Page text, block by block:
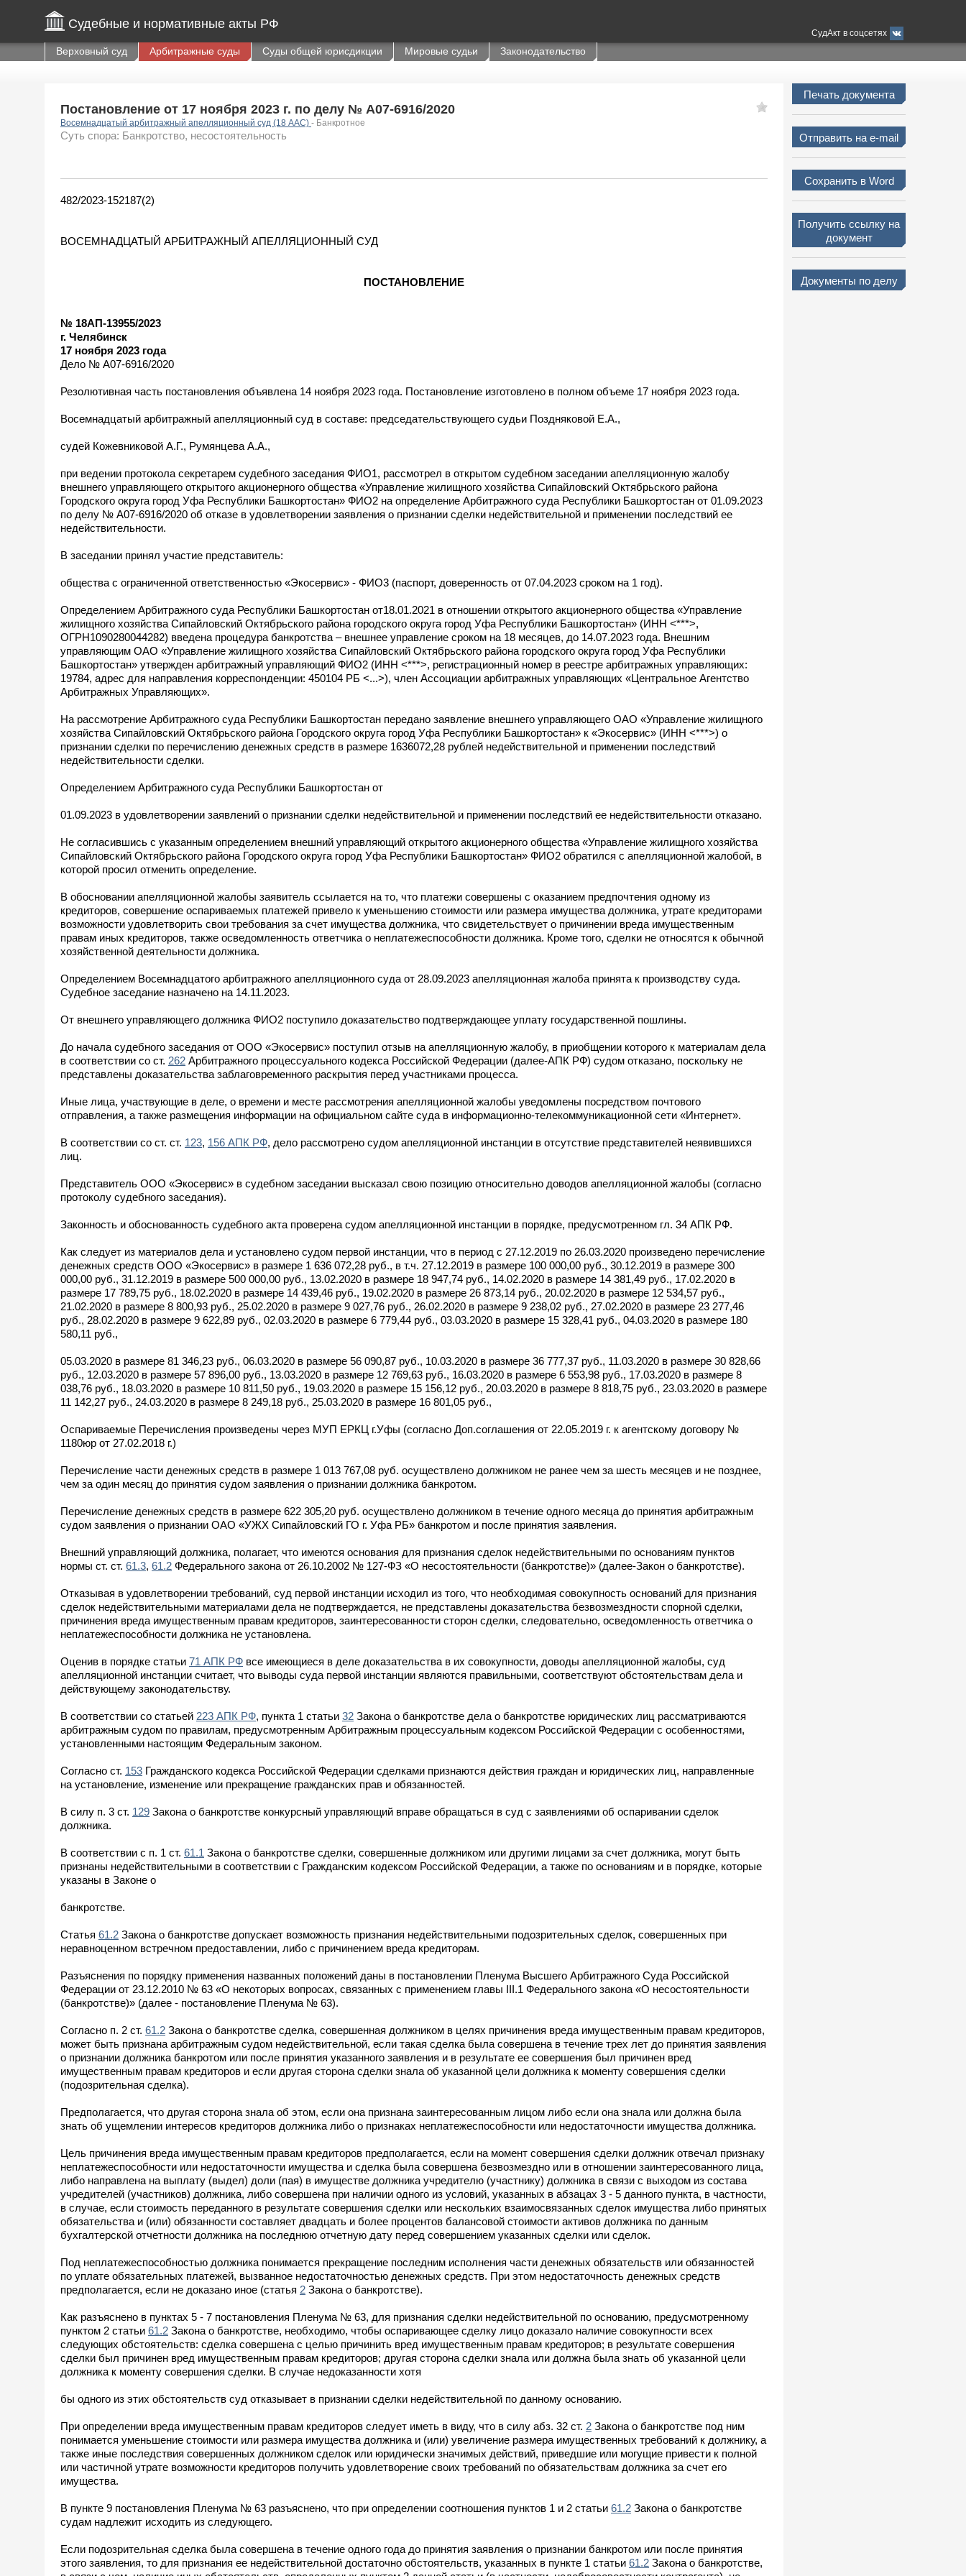
Судебные и нормативные акты РФ
СудАкт в соцсетях
Верховный суд Арбитражные суды Суды общей юрисдикции Мировые судьи Законодательство
Постановление от 17 ноября 2023 г. по делу № А07-6916/2020
Восемнадцатый арбитражный апелляционный суд (18 ААС) - Банкротное
Суть спора: Банкротство, несостоятельность
482/2023-152187(2)
ВОСЕМНАДЦАТЫЙ АРБИТРАЖНЫЙ АПЕЛЛЯЦИОННЫЙ СУД
ПОСТАНОВЛЕНИЕ
№ 18АП-13955/2023
г. Челябинск
17 ноября 2023 года
Дело № А07-6916/2020
Резолютивная часть постановления объявлена 14 ноября 2023 года. Постановление изготовлено в полном объеме 17 ноября 2023 года.
Восемнадцатый арбитражный апелляционный суд в составе: председательствующего судьи Поздняковой Е.А.,
судей Кожевниковой А.Г., Румянцева А.А.,
при ведении протокола секретарем судебного заседания ФИО1, рассмотрел в открытом судебном заседании апелляционную жалобу
внешнего управляющего открытого акционерного общества «Управление жилищного хозяйства Сипайловский Октябрьского района
Городского округа город Уфа Республики Башкортостан» ФИО2 на определение Арбитражного суда Республики Башкортостан от 01.09.2023
по делу № А07-6916/2020 об отказе в удовлетворении заявления о признании сделки недействительной и применении последствий ее
недействительности.
В заседании принял участие представитель:
общества с ограниченной ответственностью «Экосервис» - ФИО3 (паспорт, доверенность от 07.04.2023 сроком на 1 год).
Определением Арбитражного суда Республики Башкортостан от18.01.2021 в отношении открытого акционерного общества «Управление
жилищного хозяйства Сипайловский Октябрьского района городского округа город Уфа Республики Башкортостан» (ИНН <***>,
ОГРН1090280044282) введена процедура банкротства – внешнее управление сроком на 18 месяцев, до 14.07.2023 года. Внешним
управляющим ОАО «Управление жилищного хозяйства Сипайловский Октябрьского района городского округа город Уфа Республики
Башкортостан» утвержден арбитражный управляющий ФИО2 (ИНН <***>, регистрационный номер в реестре арбитражных управляющих:
19784, адрес для направления корреспонденции: 450104 РБ <...>), член Ассоциации арбитражных управляющих «Центральное Агентство
Арбитражных Управляющих».
На рассмотрение Арбитражного суда Республики Башкортостан передано заявление внешнего управляющего ОАО «Управление жилищного
хозяйства Сипайловский Октябрьского района Городского округа город Уфа Республики Башкортостан» к «Экосервис» (ИНН <***>) о
признании сделки по перечислению денежных средств в размере 1636072,28 рублей недействительной и применении последствий
недействительности сделки.
Определением Арбитражного суда Республики Башкортостан от
01.09.2023 в удовлетворении заявлений о признании сделки недействительной и применении последствий ее недействительности отказано.
Не согласившись с указанным определением внешний управляющий открытого акционерного общества «Управление жилищного хозяйства
Сипайловский Октябрьского района Городского округа город Уфа Республики Башкортостан» ФИО2 обратился с апелляционной жалобой, в
которой просил отменить определение.
В обосновании апелляционной жалобы заявитель ссылается на то, что платежи совершены с оказанием предпочтения одному из
кредиторов, совершение оспариваемых платежей привело к уменьшению стоимости или размера имущества должника, утрате кредиторами
возможности удовлетворить свои требования за счет имущества должника, что свидетельствует о причинении вреда имущественным
правам иных кредиторов, также осведомленность ответчика о неплатежеспособности должника. Кроме того, сделки не относятся к обычной
хозяйственной деятельности должника.
Определением Восемнадцатого арбитражного апелляционного суда от 28.09.2023 апелляционная жалоба принята к производству суда.
Судебное заседание назначено на 14.11.2023.
От внешнего управляющего должника ФИО2 поступило доказательство подтверждающее уплату государственной пошлины.
До начала судебного заседания от ООО «Экосервис» поступил отзыв на апелляционную жалобу, в приобщении которого к материалам дела
в соответствии со ст. 262 Арбитражного процессуального кодекса Российской Федерации (далее-АПК РФ) судом отказано, поскольку не
представлены доказательства заблаговременного раскрытия перед участниками процесса.
Иные лица, участвующие в деле, о времени и месте рассмотрения апелляционной жалобы уведомлены посредством почтового
отправления, а также размещения информации на официальном сайте суда в информационно-телекоммуникационной сети «Интернет».
В соответствии со ст. ст. 123, 156 АПК РФ, дело рассмотрено судом апелляционной инстанции в отсутствие представителей неявившихся
лиц.
Представитель ООО «Экосервис» в судебном заседании высказал свою позицию относительно доводов апелляционной жалобы (согласно
протоколу судебного заседания).
Законность и обоснованность судебного акта проверена судом апелляционной инстанции в порядке, предусмотренном гл. 34 АПК РФ.
Как следует из материалов дела и установлено судом первой инстанции, что в период с 27.12.2019 по 26.03.2020 произведено перечисление
денежных средств ООО «Экосервис» в размере 1 636 072,28 руб., в т.ч. 27.12.2019 в размере 100 000,00 руб., 30.12.2019 в размере 300
000,00 руб., 31.12.2019 в размере 500 000,00 руб., 13.02.2020 в размере 18 947,74 руб., 14.02.2020 в размере 14 381,49 руб., 17.02.2020 в
размере 17 789,75 руб., 18.02.2020 в размере 14 439,46 руб., 19.02.2020 в размере 26 873,14 руб., 20.02.2020 в размере 12 534,57 руб.,
21.02.2020 в размере 8 800,93 руб., 25.02.2020 в размере 9 027,76 руб., 26.02.2020 в размере 9 238,02 руб., 27.02.2020 в размере 23 277,46
руб., 28.02.2020 в размере 9 622,89 руб., 02.03.2020 в размере 6 779,44 руб., 03.03.2020 в размере 15 328,41 руб., 04.03.2020 в размере 180
580,11 руб.,
05.03.2020 в размере 81 346,23 руб., 06.03.2020 в размере 56 090,87 руб., 10.03.2020 в размере 36 777,37 руб., 11.03.2020 в размере 30 828,66
руб., 12.03.2020 в размере 57 896,00 руб., 13.03.2020 в размере 12 769,63 руб., 16.03.2020 в размере 6 553,98 руб., 17.03.2020 в размере 8
038,76 руб., 18.03.2020 в размере 10 811,50 руб., 19.03.2020 в размере 15 156,12 руб., 20.03.2020 в размере 8 818,75 руб., 23.03.2020 в размере
11 142,27 руб., 24.03.2020 в размере 8 249,18 руб., 25.03.2020 в размере 16 801,05 руб.,
Оспариваемые Перечисления произведены через МУП ЕРКЦ г.Уфы (согласно Доп.соглашения от 22.05.2019 г. к агентскому договору №
1180юр от 27.02.2018 г.)
Перечисление части денежных средств в размере 1 013 767,08 руб. осуществлено должником не ранее чем за шесть месяцев и не позднее,
чем за один месяц до принятия судом заявления о признании должника банкротом.
Перечисление денежных средств в размере 622 305,20 руб. осуществлено должником в течение одного месяца до принятия арбитражным
судом заявления о признании ОАО «УЖХ Сипайловский ГО г. Уфа РБ» банкротом и после принятия заявления.
Внешний управляющий должника, полагает, что имеются основания для признания сделок недействительными по основаниям пунктов
нормы ст. ст. 61.3, 61.2 Федерального закона от 26.10.2002 № 127-ФЗ «О несостоятельности (банкротстве)» (далее-Закон о банкротстве).
Отказывая в удовлетворении требований, суд первой инстанции исходил из того, что необходимая совокупность оснований для признания
сделок недействительными материалами дела не подтверждается, не представлены доказательства безвозмездности спорной сделки,
причинения вреда имущественным правам кредиторов, заинтересованности сторон сделки, следовательно, осведомленность ответчика о
неплатежеспособности должника не установлена.
Оценив в порядке статьи 71 АПК РФ все имеющиеся в деле доказательства в их совокупности, доводы апелляционной жалобы, суд
апелляционной инстанции считает, что выводы суда первой инстанции являются правильными, соответствуют обстоятельствам дела и
действующему законодательству.
В соответствии со статьей 223 АПК РФ, пункта 1 статьи 32 Закона о банкротстве дела о банкротстве юридических лиц рассматриваются
арбитражным судом по правилам, предусмотренным Арбитражным процессуальным кодексом Российской Федерации с особенностями,
установленными настоящим Федеральным законом.
Согласно ст. 153 Гражданского кодекса Российской Федерации сделками признаются действия граждан и юридических лиц, направленные
на установление, изменение или прекращение гражданских прав и обязанностей.
В силу п. 3 ст. 129 Закона о банкротстве конкурсный управляющий вправе обращаться в суд с заявлениями об оспаривании сделок
должника.
В соответствии с п. 1 ст. 61.1 Закона о банкротстве сделки, совершенные должником или другими лицами за счет должника, могут быть
признаны недействительными в соответствии с Гражданским кодексом Российской Федерации, а также по основаниям и в порядке, которые
указаны в Законе о
банкротстве.
Статья 61.2 Закона о банкротстве допускает возможность признания недействительными подозрительных сделок, совершенных при
неравноценном встречном предоставлении, либо с причинением вреда кредиторам.
Разъяснения по порядку применения названных положений даны в постановлении Пленума Высшего Арбитражного Суда Российской
Федерации от 23.12.2010 № 63 «О некоторых вопросах, связанных с применением главы III.1 Федерального закона «О несостоятельности
(банкротстве)» (далее - постановление Пленума № 63).
Согласно п. 2 ст. 61.2 Закона о банкротстве сделка, совершенная должником в целях причинения вреда имущественным правам кредиторов,
может быть признана арбитражным судом недействительной, если такая сделка была совершена в течение трех лет до принятия заявления
о признании должника банкротом или после принятия указанного заявления и в результате ее совершения был причинен вред
имущественным правам кредиторов и если другая сторона сделки знала об указанной цели должника к моменту совершения сделки
(подозрительная сделка).
Предполагается, что другая сторона знала об этом, если она признана заинтересованным лицом либо если она знала или должна была
знать об ущемлении интересов кредиторов должника либо о признаках неплатежеспособности или недостаточности имущества должника.
Цель причинения вреда имущественным правам кредиторов предполагается, если на момент совершения сделки должник отвечал признаку
неплатежеспособности или недостаточности имущества и сделка была совершена безвозмездно или в отношении заинтересованного лица,
либо направлена на выплату (выдел) доли (пая) в имуществе должника учредителю (участнику) должника в связи с выходом из состава
учредителей (участников) должника, либо совершена при наличии одного из условий, указанных в абзацах 3 - 5 данного пункта, в частности,
в случае, если стоимость переданного в результате совершения сделки или нескольких взаимосвязанных сделок имущества либо принятых
обязательства и (или) обязанности составляет двадцать и более процентов балансовой стоимости активов должника по данным
бухгалтерской отчетности должника на последнюю отчетную дату перед совершением указанных сделки или сделок.
Под неплатежеспособностью должника понимается прекращение последним исполнения части денежных обязательств или обязанностей
по уплате обязательных платежей, вызванное недостаточностью денежных средств. При этом недостаточность денежных средств
предполагается, если не доказано иное (статья 2 Закона о банкротстве).
Как разъяснено в пунктах 5 - 7 постановления Пленума № 63, для признания сделки недействительной по основанию, предусмотренному
пунктом 2 статьи 61.2 Закона о банкротстве, необходимо, чтобы оспаривающее сделку лицо доказало наличие совокупности всех
следующих обстоятельств: сделка совершена с целью причинить вред имущественным правам кредиторов; в результате совершения
сделки был причинен вред имущественным правам кредиторов; другая сторона сделки знала или должна была знать об указанной цели
должника к моменту совершения сделки. В случае недоказанности хотя
бы одного из этих обстоятельств суд отказывает в признании сделки недействительной по данному основанию.
При определении вреда имущественным правам кредиторов следует иметь в виду, что в силу абз. 32 ст. 2 Закона о банкротстве под ним
понимается уменьшение стоимости или размера имущества должника и (или) увеличение размера имущественных требований к должнику, а
также иные последствия совершенных должником сделок или юридически значимых действий, приведшие или могущие привести к полной
или частичной утрате возможности кредиторов получить удовлетворение своих требований по обязательствам должника за счет его
имущества.
В пункте 9 постановления Пленума № 63 разъяснено, что при определении соотношения пунктов 1 и 2 статьи 61.2 Закона о банкротстве
судам надлежит исходить из следующего.
Если подозрительная сделка была совершена в течение одного года до принятия заявления о признании банкротом или после принятия
этого заявления, то для признания ее недействительной достаточно обстоятельств, указанных в пункте 1 статьи 61.2 Закона о банкротстве,
Печать документа
Отправить на e-mail
Сохранить в Word
Получить ссылку на
документ
Документы по делу